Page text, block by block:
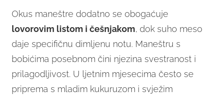
Okus maneštre dodatno se obogaćuje
lovorovim listom i češnjakom, dok suho meso
daje specifičnu dimljenu notu. Maneštru s
bobićima posebnom čini njezina svestranost i
prilagodljivost. U ljetnim mjesecima često se
priprema s mladim kukuruzom i svježim